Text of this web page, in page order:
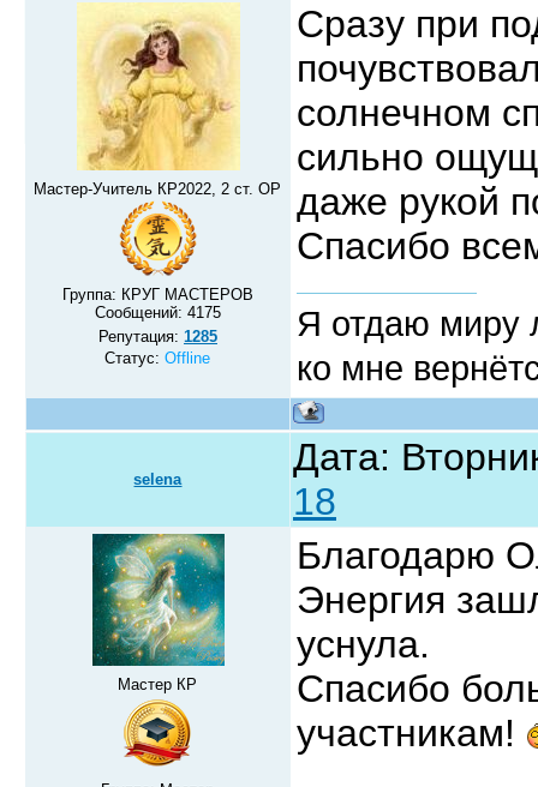
Мастер-Учитель КР2022, 2 ст. ОР
Группа: КРУГ МАСТЕРОВ
Сообщений: 4175
Репутация: 1285
Статус:Offline
Сразу при
солнечном
сильно
даже рукой
Спасибо
Я отдаю миру
ко мне
selena
Дата:
18
Мастер КР
Благодарю
Энергия
уснула.
Спасибо
участникам!